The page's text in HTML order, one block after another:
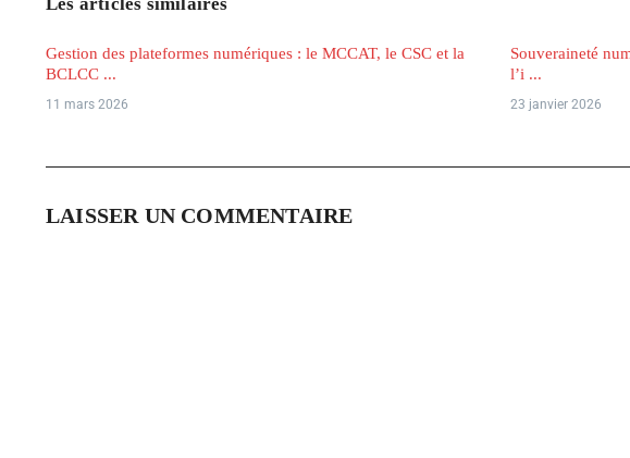
Gestion des plateformes numériques : le MCCAT, le CSC et la
BCLCC ...
11 mars 2026
Souveraineté
l’i ...
23 janvier 2026
LAISSER UN COMMENTAIRE